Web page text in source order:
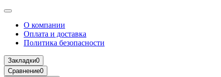
О компании
Оплата и доставка
Политика безопасности
Закладки0
Сравнение0